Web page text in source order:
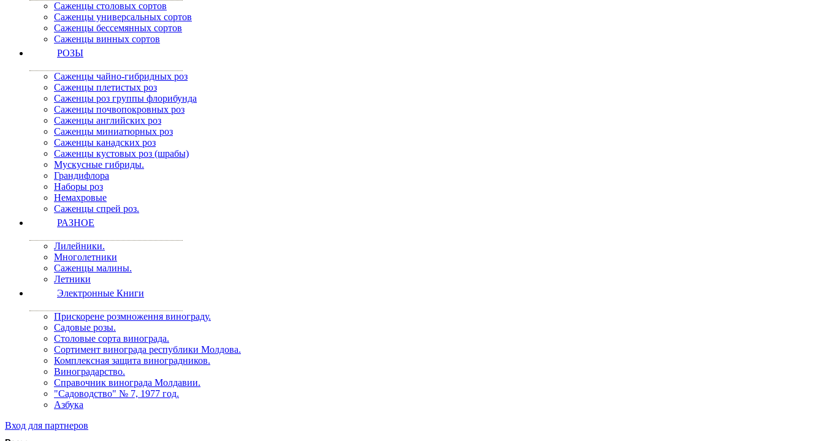
Саженцы столовых сортов
Саженцы универсальных сортов
Саженцы бессемянных сортов
Саженцы винных сортов
РОЗЫ
Саженцы чайно-гибридных роз
Саженцы плетистых роз
Саженцы роз группы флорибунда
Саженцы почвопокровных роз
Саженцы английских роз
Саженцы миниатюрных роз
Саженцы канадских роз
Саженцы кустовых роз (шрабы)
Мускусные гибриды.
Грандифлора
Наборы роз
Немахровые
Саженцы спрей роз.
РАЗНОЕ
Лилейники.
Многолетники
Саженцы малины.
Летники
Электронные Книги
Прискорене розмноження винограду.
Садовые розы.
Столовые сорта винограда.
Сортимент винограда республики Молдова.
Комплексная защита виноградников.
Виноградарство.
Справочник винограда Молдавии.
"Садоводство" № 7, 1977 год.
Азбука
Вход для партнеров